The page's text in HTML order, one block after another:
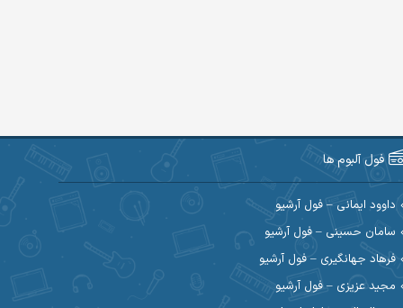
فول آلبوم ها
داوود ایمانی – فول آرشیو
سامان حسینی – فول آرشیو
فرهاد جهانگیری – فول آرشیو
مجید عزیزی – فول آرشیو